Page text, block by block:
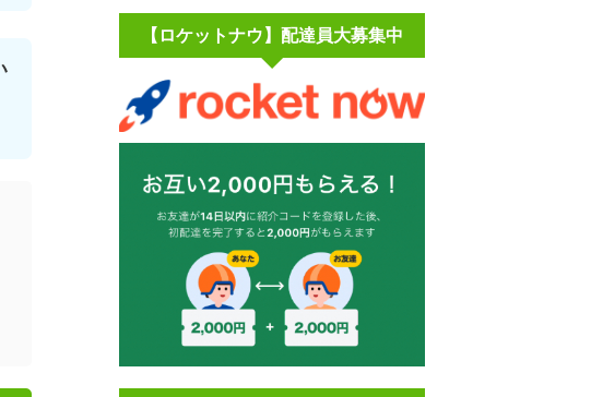
【ロケットナウ】配達員大募集中